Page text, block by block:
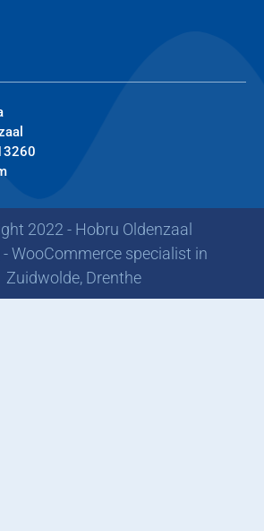
2022 - Hobru Oldenzaal
- WooCommerce specialist in
Zuidwolde, Drenthe